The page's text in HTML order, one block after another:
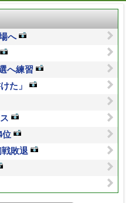
へ
へ練習
た」
位
敗退